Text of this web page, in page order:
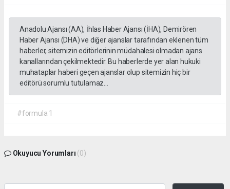
Anadolu Ajansı (AA), İhlas Haber Ajansı (İHA), Demirören
Haber Ajansı (DHA) ve diğer ajanslar tarafından eklenen tüm
haberler, sitemizin editörlerinin müdahalesi olmadan ajans
kanallarından çekilmektedir. Bu haberlerde yer alan hukuki
muhataplar haberi geçen ajanslar olup sitemizin hiç bir
editörü sorumlu tutulamaz...
#formula 1
Okuyucu Yorumları (0)